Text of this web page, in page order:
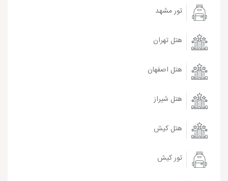
تور مشهد
هتل تهران
هتل اصفهان
هتل شیراز
هتل کیش
تور کیش